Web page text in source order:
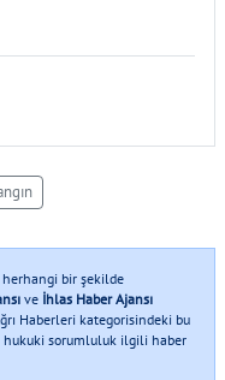
bir şekilde
ve İhlas Haber Ajansı
Haberleri kategorisindeki bu
sorumluluk ilgili haber